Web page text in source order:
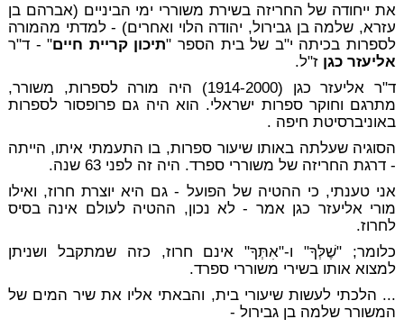
את ייחודה של החריזה בשירת משוררי ימי הביניים (אברהם בן
עזרא, שלמה בן גבירול, יהודה הלוי ואחרים) - למדתי מהמורה
לספרות בכיתה י"ב של בית הספר "תיכון קריית חיים" - ד"ר
אליעזר כגן ז"ל.
ד"ר אליעזר כגן (1914-2000) היה מורה לספרות, משורר,
מתרגם וחוקר ספרות ישראלי. הוא היה גם פרופסור לספרות
באוניברסיטת חיפה .
הסוגיה שעלתה באותו שיעור ספרות, בו התעמתי איתו, הייתה
- דרגת החריזה של משוררי ספרד. היה זה לפני 63 שנה.
אני טענתי, כי ההטיה של הפועל - גם היא יוצרת חרוז, ואילו
מורי אליעזר כגן אמר - לא נכון, ההטיה לעולם אינה בסיס
לחרוז.
כלומר; "שֶׁלְּךָ" ו-"אִתְּךָ" אינם חרוז, כזה שמתקבל ושניתן
למצוא אותו בשירי משוררי ספרד.
... הלכתי לעשות שיעורי בית, והבאתי אליו את שיר המים של
המשורר שלמה בן גבירול -